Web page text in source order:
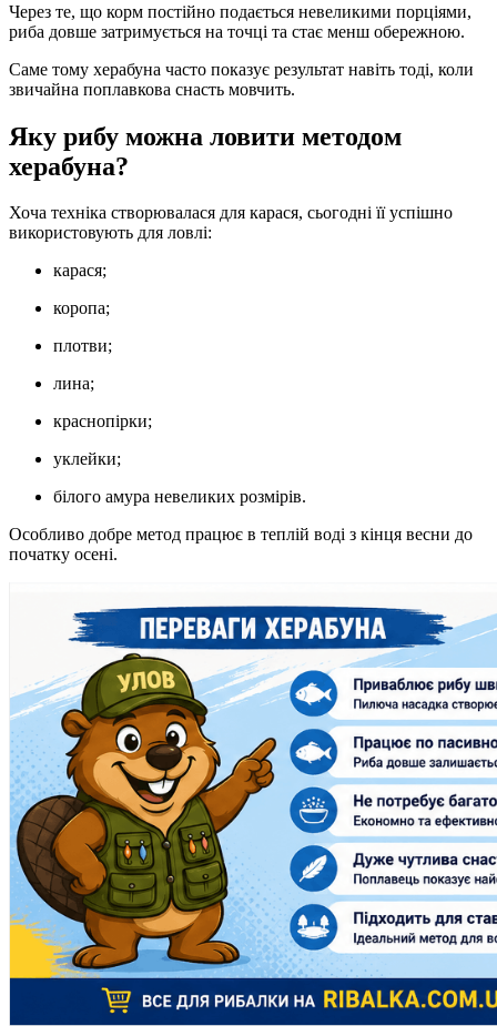
Через те, що корм постійно подається невеликими порціями,
риба довше затримується на точці та стає менш обережною.
Саме тому херабуна часто показує результат навіть тоді, коли
звичайна поплавкова снасть мовчить.
Яку рибу можна ловити методом
херабуна?
Хоча техніка створювалася для карася, сьогодні її успішно
використовують для ловлі:
карася;
коропа;
плотви;
лина;
краснопірки;
уклейки;
білого амура невеликих розмірів.
Особливо добре метод працює в теплій воді з кінця весни до
початку осені.